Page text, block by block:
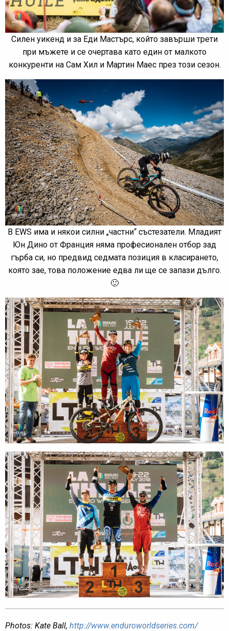
Силен уикенд и за Еди Мастърс, който завърши трети
при мъжете и се очертава като един от малкото
конкуренти на Сам Хил и Мартин Маес през този сезон.
В EWS има и някои силни „частни“ състезатели. Младият
Юн Дино от Франция няма професионален отбор зад
гърба си, но предвид седмата позиция в класирането,
която зае, това положение едва ли ще се запази дълго.
🙂
Photos: Kate Ball, http://www.enduroworldseries.com/